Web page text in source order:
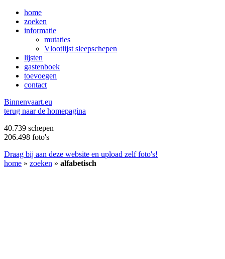
home
zoeken
informatie
mutaties
Vlootlijst sleepschepen
lijsten
gastenboek
toevoegen
contact
Binnenvaart.eu
terug naar de homepagina
40.739 schepen
206.498 foto's
Draag bij aan deze website en upload zelf foto's!
home » zoeken » alfabetisch